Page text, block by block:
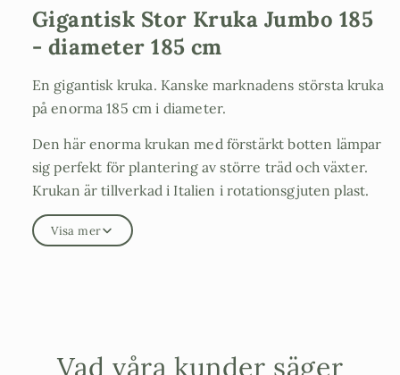
Gigantisk Stor Kruka Jumbo 185
- diameter 185 cm
En gigantisk kruka. Kanske marknadens största kruka
på enorma 185 cm i diameter.
Den här enorma krukan med förstärkt botten lämpar
sig perfekt för plantering av större träd och växter.
Krukan är tillverkad i Italien i rotationsgjuten plast.
Gjord för att tåla att stå ute en hel säsong. Under
krukan finns färdiggjutna ben som gör att den är lätt
ett vackert höganäskrus. Vi vågar lova att ni kommer
Visa mer
Vad våra kunder säger